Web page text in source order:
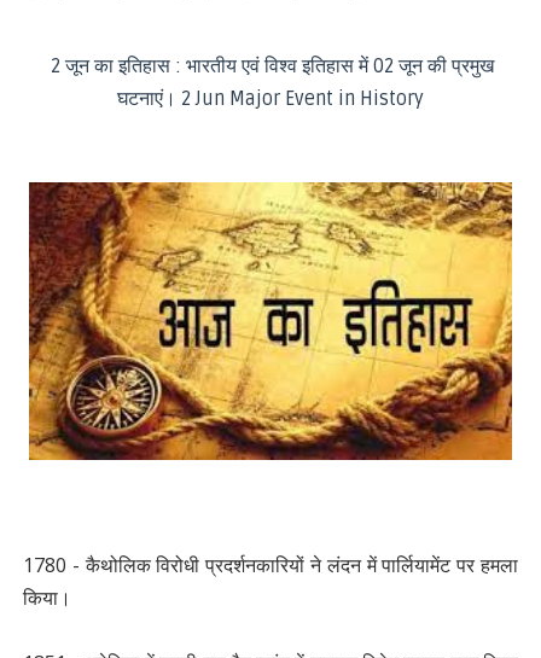
2 जून का इतिहास : भारतीय एवं विश्व इतिहास में 02 जून की प्रमुख
घटनाएं। 2 Jun Major Event in History
1780 - कैथोलिक विरोधी प्रदर्शनकारियों ने लंदन में पार्लियामेंट पर हमला
किया।